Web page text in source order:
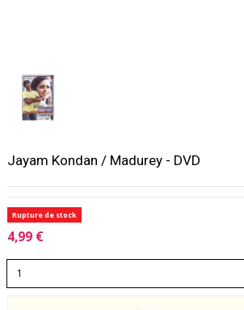
Jayam Kondan / Madurey - DVD
Rupture de stock
4,99 €